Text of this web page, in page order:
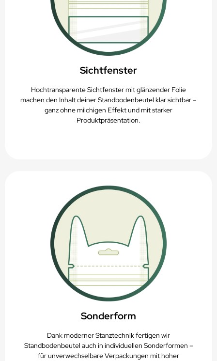
Sichtfenster
Hochtransparente Sichtfenster mit glänzender Folie
machen den Inhalt deiner Standbodenbeutel klar sichtbar –
ganz ohne milchigen Effekt und mit starker
Produktpräsentation.
Sonderform
Dank moderner Stanztechnik fertigen wir
Standbodenbeutel auch in individuellen Sonderformen –
für unverwechselbare Verpackungen mit hoher